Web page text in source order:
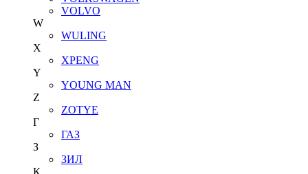
VOLVO
W
WULING
X
XPENG
Y
YOUNG MAN
Z
ZOTYE
Г
ГАЗ
З
ЗИЛ
К